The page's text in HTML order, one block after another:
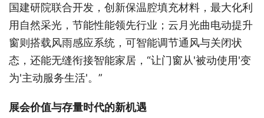
国建研院联合开发，创新保温腔填充材料，最大化利
用自然采光，节能性能领先行业；云月光曲电动提升
窗则搭载风雨感应系统，可智能调节通风与关闭状
态，还能无缝衔接智能家居，“让门窗从'被动使用'变
为'主动服务生活'。”
展会价值与存量时代的新机遇